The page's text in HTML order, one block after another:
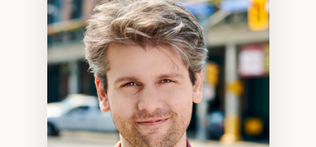
Fondements de l’intervention et des
nouvelles pratiques en travail social et en
éducation inclusive
Minorités linguistiques, offre active et
francophonie plurielle en contexte
linguistique minoritaire
Études critiques sur le handicap, la
neurodiversité, l'agentivité et les injustices
épistémiques
Intersectionnalité et réalités 2SLGBTQ+
Méthodes d’interventions et approches
antiraciste, décoloniale, anti-oppressive
Approche interculturelle critique